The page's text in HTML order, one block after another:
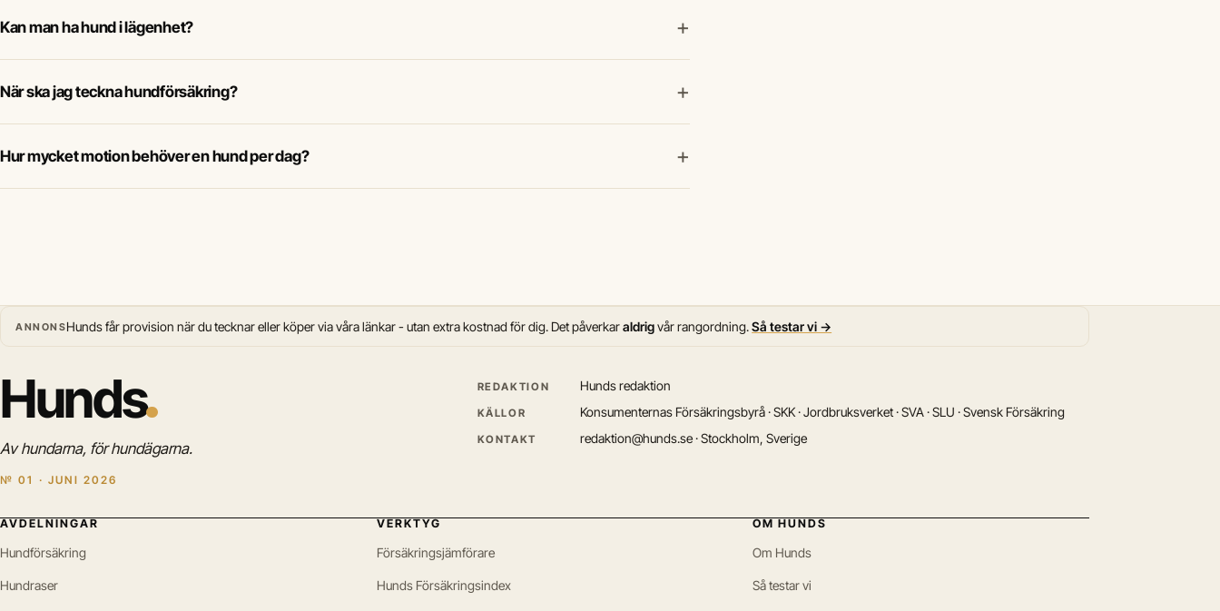
Kan man ha hund i lägenhet? +
När ska jag teckna hundförsäkring? +
Hur mycket motion behöver en hund per dag? +
ANNONSHunds får provision när du tecknar eller köper via våra länkar - utan extra kostnad för dig. Det påverkaraldrigvår rangordning.Så testar vi →
Hunds
Av hundarna, för hundägarna.
№ 01 · JUNI 2026
REDAKTION Hunds redaktion
KÄLLOR Konsumenternas Försäkringsbyrå · SKK · Jordbruksverket · SVA · SLU · Svensk Försäkring
KONTAKT redaktion@hunds.se · Stockholm, Sverige
AVDELNINGAR
Hundförsäkring
Hundraser
VERKTYG
Försäkringsjämförare
Hunds Försäkringsindex
OM HUNDS
Om Hunds
Så testar vi